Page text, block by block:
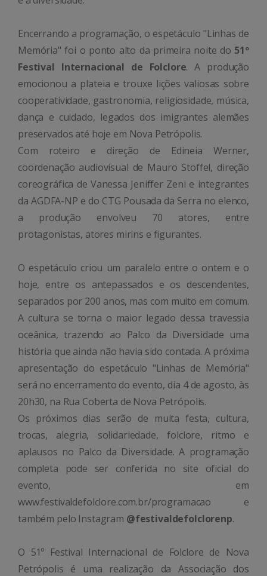
Encerrando a programação, o espetáculo "Linhas de
Memória" foi o ponto alto da primeira noite do 51º
Festival Internacional de Folclore. A produção
emocionou a plateia e trouxe lições valiosas sobre
cooperatividade, gastronomia, religiosidade, música,
dança e cuidado, legados dos imigrantes alemães
preservados até hoje em Nova Petrópolis.
Com roteiro e direção de Edineia Werner,
coordenação audiovisual de Mauro Stoffel, direção
coreográfica de Vanessa Jeniffer Zeni e integrantes
da AGDFA-NP e do CTG Pousada da Serra no elenco,
a produção envolveu 70 atores, entre
protagonistas, atores mirins e figurantes.
O espetáculo criou um paralelo entre o ontem e o
hoje, entre os antepassados e os descendentes,
separados por 200 anos, mas com muito em comum.
A cultura se torna o maior legado dessa travessia
oceânica, trazendo ao Palco da Diversidade uma
história que ainda não havia sido contada. A próxima
apresentação do espetáculo "Linhas de Memória"
será no encerramento do evento, dia 4 de agosto, às
20h30, na Rua Coberta de Nova Petrópolis.
Os próximos dias serão de muita festa, cultura,
trocas, alegria, solidariedade, folclore, ritmo e
aplausos no Palco da Diversidade. A programação
completa pode ser conferida no site oficial do
evento, em
www.festivaldefolclore.com.br/programacao e
também pelo Instagram @festivaldefolclorenp.
O 51º Festival Internacional de Folclore de Nova
Petrópolis é uma realização da Associação dos